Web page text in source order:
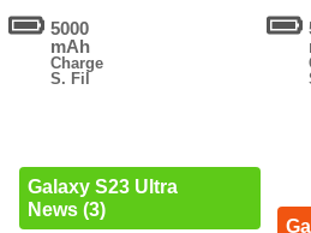
5000
mAh
Charge
S. Fil
Galaxy S23 Ultra
News (3)